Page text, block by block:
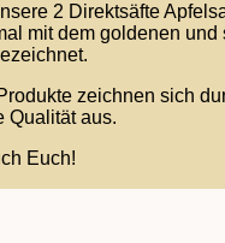
2 Direktsäfte
mit dem goldenen und
zeichnen sich
Qualität aus.
Euch!